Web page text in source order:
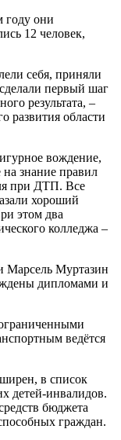
году они
12 человек,
себя, приняли
первый шаг
результата, –
развития области
вождение,
знание правил
при ДТП. Все
хороший
этом два
колледжа –
Марсель Муртазин
дипломами и
ведётся
в список
детей-инвалидов.
бюджета
граждан.